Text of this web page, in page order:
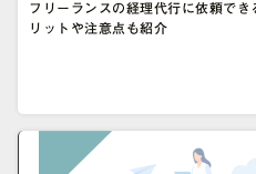
フリーランスの経理代行に依頼で
リットや注意点も紹介